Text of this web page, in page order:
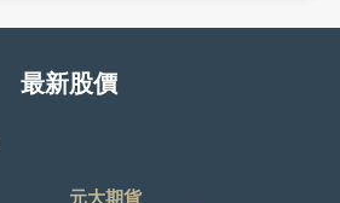
最新股價
元大期貨